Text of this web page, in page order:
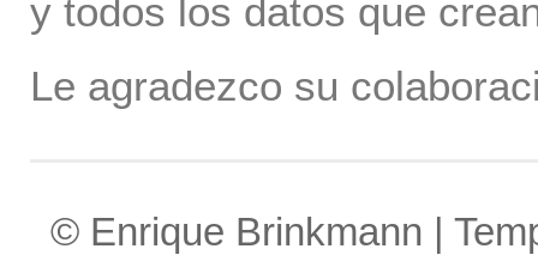
y todos los datos que
Le agradezco su
© Enrique Brinkmann |